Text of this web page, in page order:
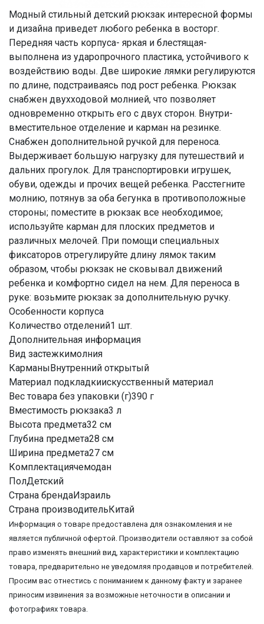
Модный стильный детский рюкзак интересной формы
и дизайна приведет любого ребенка в восторг.
Передняя часть корпуса- яркая и блестящая-
выполнена из ударопрочного пластика, устойчивого к
воздействию воды. Две широкие лямки регулируются
по длине, подстраиваясь под рост ребенка. Рюкзак
снабжен двухходовой молнией, что позволяет
одновременно открыть его с двух сторон. Внутри-
вместительное отделение и карман на резинке.
Снабжен дополнительной ручкой для переноса.
Выдерживает большую нагрузку для путешествий и
дальних прогулок. Для транспортировки игрушек,
обуви, одежды и прочих вещей ребенка. Расстегните
молнию, потянув за оба бегунка в противоположные
стороны; поместите в рюкзак все необходимое;
используйте карман для плоских предметов и
различных мелочей. При помощи специальных
фиксаторов отрегулируйте длину лямок таким
образом, чтобы рюкзак не сковывал движений
ребенка и комфортно сидел на нем. Для переноса в
руке: возьмите рюкзак за дополнительную ручку.
Особенности корпуса
Количество отделений1 шт.
Дополнительная информация
Вид застежкимолния
КарманыВнутренний открытый
Материал подкладкиискусственный материал
Вес товара без упаковки (г)390 г
Вместимость рюкзака3 л
Высота предмета32 см
Глубина предмета28 см
Ширина предмета27 см
Комплектациячемодан
ПолДетский
Страна брендаИзраиль
Страна производительКитай
Информация о товаре предоставлена для ознакомления и не
является публичной офертой. Производители оставляют за собой
право изменять внешний вид, характеристики и комплектацию
товара, предварительно не уведомляя продавцов и потребителей.
Просим вас отнестись с пониманием к данному факту и заранее
приносим извинения за возможные неточности в описании и
фотографиях товара.